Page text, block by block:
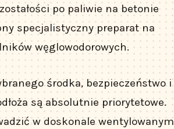
po paliwie na betonie
specjalistyczny preparat na
węglowodorowych.
środka, bezpieczeństwo i
są absolutnie priorytetowe.
w doskonale wentylowanym